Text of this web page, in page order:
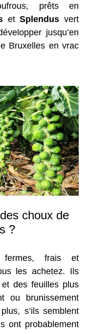
prêts en
etSplendus vert
jusqu’en
Bruxelles en vrac
choux de
?
fermes, frais et
les achetez. Ils
des feuilles plus
ou brunissement
s’ils semblent
ont probablement